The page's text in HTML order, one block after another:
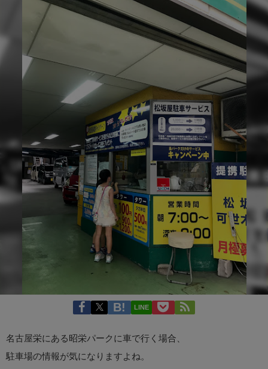
LINE
名古屋栄にある昭栄パークに車で行く場合、
駐車場の情報が気になりますよね。